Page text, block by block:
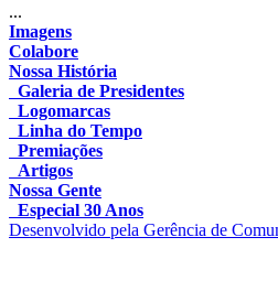
...
Imagens
Colabore
Nossa História
Galeria de Presidentes
Logomarcas
Linha do Tempo
Premiações
Artigos
Nossa Gente
Especial 30 Anos
Desenvolvido pela Gerência de